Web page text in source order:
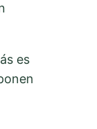
es